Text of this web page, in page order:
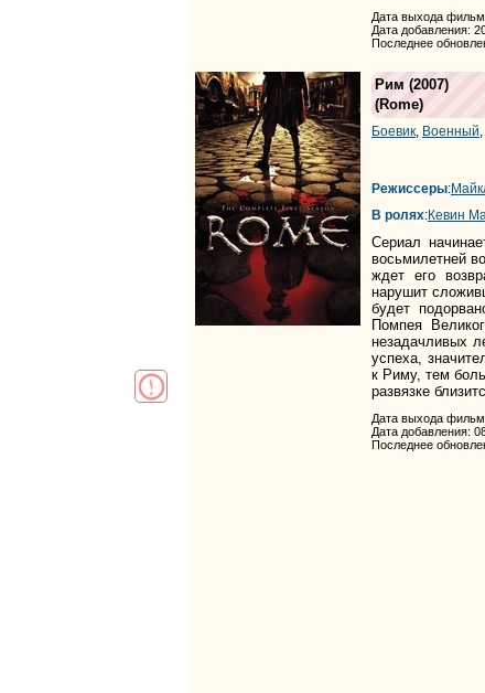
Дата выхода
Дата добавления:
Последнее
Рим (2007)
(Rome)
Боевик, Военный,
Режиссеры:
В ролях:Кевин
Сериал
восьмилетней
ждет его
нарушит
будет
Помпея
незадачливых
успеха,
к Риму, тем
развязке
Дата выхода
Дата добавления:
Последнее